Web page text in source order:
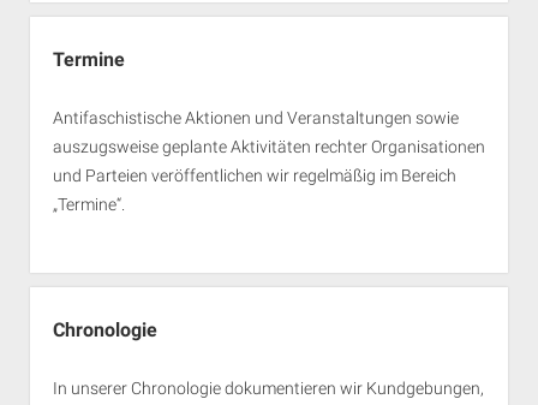
Termine
Antifaschistische Aktionen und Veranstaltungen sowie
auszugsweise geplante Aktivitäten rechter Organisationen
und Parteien veröffentlichen wir regelmäßig im Bereich
„Termine“.
Chronologie
In unserer Chronologie dokumentieren wir Kundgebungen,